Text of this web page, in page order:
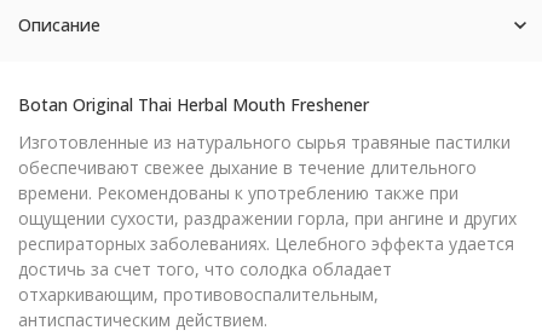
Описание
Botan Original Thai Herbal Mouth Freshener
Изготовленные из натурального сырья травяные пастилки
обеспечивают свежее дыхание в течение длительного
времени. Рекомендованы к употреблению также при
ощущении сухости, раздражении горла, при ангине и других
респираторных заболеваниях. Целебного эффекта удается
достичь за счет того, что солодка обладает
отхаркивающим, противовоспалительным,
антиспастическим действием.